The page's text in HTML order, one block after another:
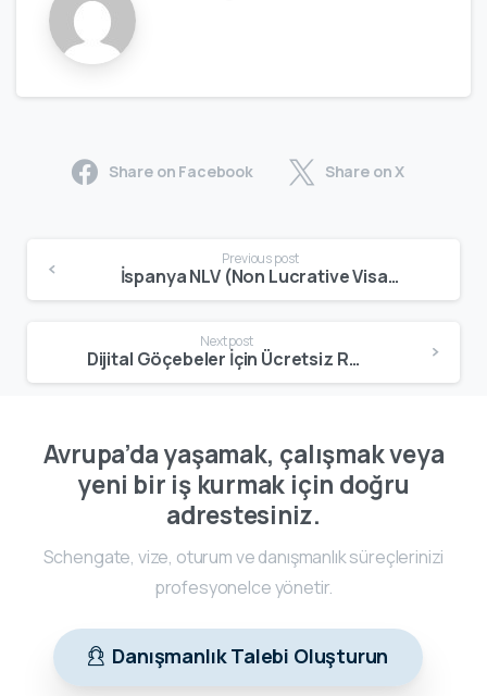
Share on Facebook Share on X
Previous post
İspanya NLV (Non Lucrative Visa) Nedir? 2026 Başvuru Şartları ve Güncel Rehber
Next post
Dijital Göçebeler İçin Ücretsiz Rehberler: İspanya’da Yeni Bir Hayata Hazırlanın
Avrupa’da yaşamak, çalışmak veya
yeni bir iş kurmak için doğru
adrestesiniz.
Schengate, vize, oturum ve danışmanlık süreçlerinizi
profesyonelce yönetir.
Danışmanlık Talebi Oluşturun